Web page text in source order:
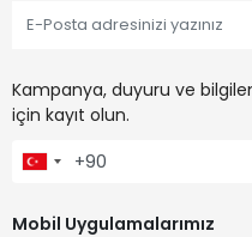
Kampanya, duyuru ve
için kayıt olun.
Mobil Uygulamalarımız